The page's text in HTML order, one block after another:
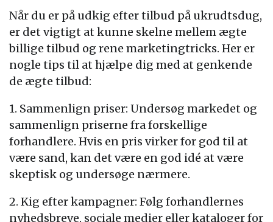
Når du er på udkig efter tilbud på ukrudtsdug,
er det vigtigt at kunne skelne mellem ægte
billige tilbud og rene marketingtricks. Her er
nogle tips til at hjælpe dig med at genkende
de ægte tilbud:
1. Sammenlign priser: Undersøg markedet og
sammenlign priserne fra forskellige
forhandlere. Hvis en pris virker for god til at
være sand, kan det være en god idé at være
skeptisk og undersøge nærmere.
2. Kig efter kampagner: Følg forhandlernes
nyhedsbreve, sociale medier eller kataloger for